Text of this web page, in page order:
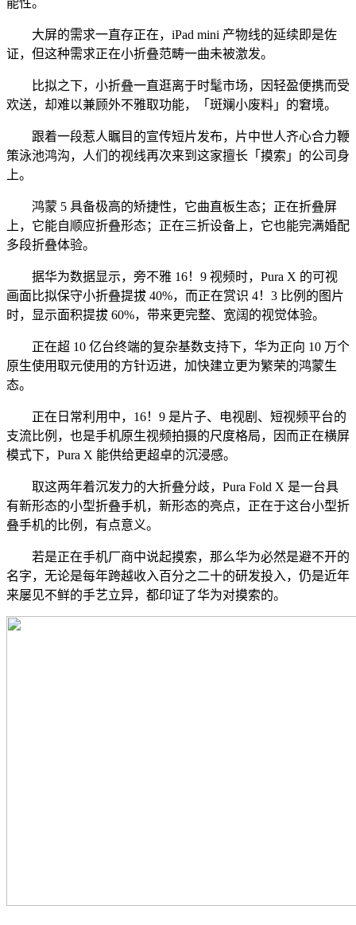
能性。
大屏的需求一直存正在，iPad mini 产物线的延续即是佐
证，但这种需求正在小折叠范畴一曲未被激发。
比拟之下，小折叠一直逛离于时髦市场，因轻盈便携而受
欢送，却难以兼顾外不雅取功能，「斑斓小废料」的窘境。
跟着一段惹人瞩目的宣传短片发布，片中世人齐心合力鞭
策泳池鸿沟，人们的视线再次来到这家擅长「摸索」的公司身
上。
鸿蒙 5 具备极高的矫捷性，它曲直板生态；正在折叠屏
上，它能自顺应折叠形态；正在三折设备上，它也能完满婚配
多段折叠体验。
据华为数据显示，旁不雅 16！9 视频时，Pura X 的可视
画面比拟保守小折叠提拔 40%，而正在赏识 4！3 比例的图片
时，显示面积提拔 60%，带来更完整、宽阔的视觉体验。
正在超 10 亿台终端的复杂基数支持下，华为正向 10 万个
原生使用取元使用的方针迈进，加快建立更为繁荣的鸿蒙生
态。
正在日常利用中，16！9 是片子、电视剧、短视频平台的
支流比例，也是手机原生视频拍摄的尺度格局，因而正在横屏
模式下，Pura X 能供给更超卓的沉浸感。
取这两年着沉发力的大折叠分歧，Pura Fold X 是一台具
有新形态的小型折叠手机，新形态的亮点，正在于这台小型折
叠手机的比例，有点意义。
若是正在手机厂商中说起摸索，那么华为必然是避不开的
名字，无论是每年跨越收入百分之二十的研发投入，仍是近年
来屡见不鲜的手艺立异，都印证了华为对摸索的。